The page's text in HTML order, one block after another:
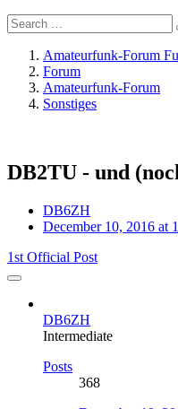
Amateurfunk-Forum
Forum
Amateurfunk-Forum
Sonstiges
DB2TU - und
DB6ZH
December 10, 2016 at
1st Official Post
DB6ZH
Intermediate
Posts
368